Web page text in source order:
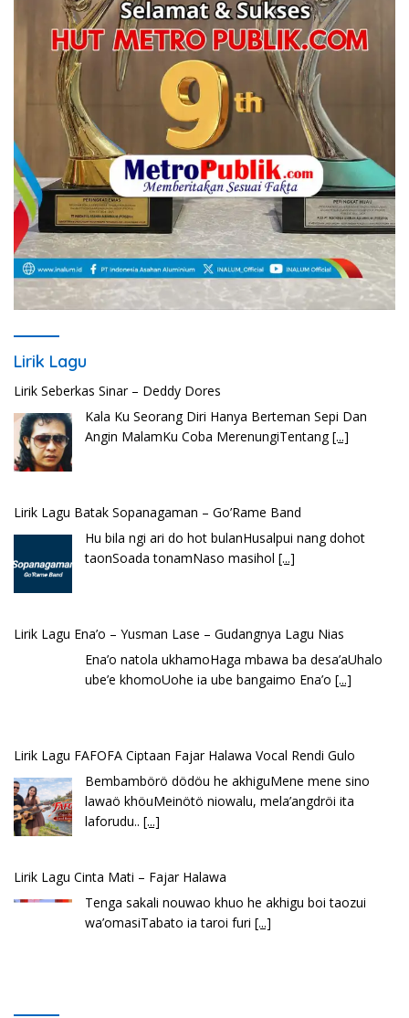
Lirik Lagu
Lirik Seberkas Sinar – Deddy Dores
Lirik Lagu Batak Sopanagaman – Go’Rame Band
Hu bila ngi ari do hot bulanHusalpui nang dohot
Lirik Lagu Ena’o – Yusman Lase – Gudangnya Lagu Nias
Ena’o natola ukhamoHaga mbawa ba desa’aUhalo
Lirik Lagu FAFOFA Ciptaan Fajar Halawa Vocal Rendi Gulo
Bembambörö dödöu he akhiguMene mene sino
Lirik Lagu Cinta Mati – Fajar Halawa
Tenga sakali nouwao khuo he akhigu boi taozui
wa’omasiTabato ia taroi furi